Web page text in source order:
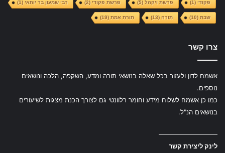
פקודי (1) פרשת ויקהל(5) פרשת פקודי (2) רבי שמעון בר יוחאי (1)
שבת(10) תורה(13) תורת אמת(19)
צרו קשר
אשמח לדון ולעזור בכל שאלה בנושאי תורה ומדע, השקפה, הלכה ונושאים
נוספים.
כמו כן אשמח לשלוח מידע וחומר רלוונטי גם לצורך הכנת מצגות לשיעורים
בנושאים הנ"ל.
—————————
לינק ליצירת קשר